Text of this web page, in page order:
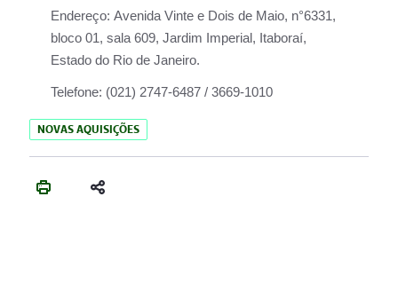
Endereço: Avenida Vinte e Dois de Maio, n°6331,
bloco 01, sala 609, Jardim Imperial, Itaboraí,
Estado do Rio de Janeiro.
Telefone: (021) 2747-6487 / 3669-1010
NOVAS AQUISIÇÕES